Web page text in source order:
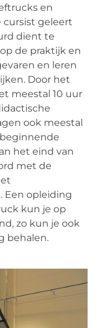
en
cursist geleert
dient te
de praktijk en
en leren
Door het
meestal 10 uur
ook meestal
beginnende
het eind van
met de
Een opleiding
kun je op
zo kun je ook
behalen.